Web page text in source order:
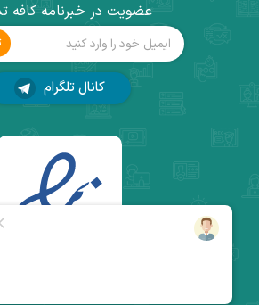
عضویت در خبرنامه کافه
کانال تلگرام